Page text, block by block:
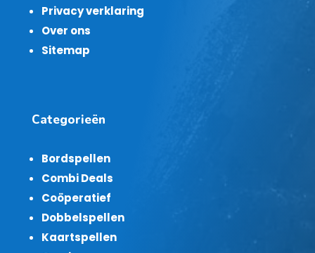
Privacy verklaring
Over ons
Sitemap
Categorieën
Bordspellen
Combi Deals
Coöperatief
Dobbelspellen
Kaartspellen